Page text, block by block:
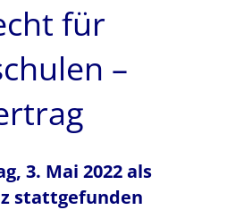
für
–
3. Mai 2022 als
stattgefunden